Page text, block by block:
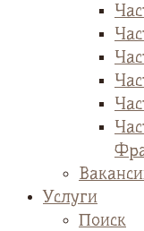
Услуги
Поиск